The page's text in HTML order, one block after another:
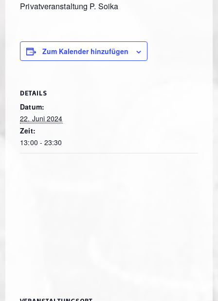
Privatveranstaltung P. Soika
Zum Kalender hinzufügen
DETAILS
Datum:
22. Juni 2024
Zeit:
13:00 - 23:30